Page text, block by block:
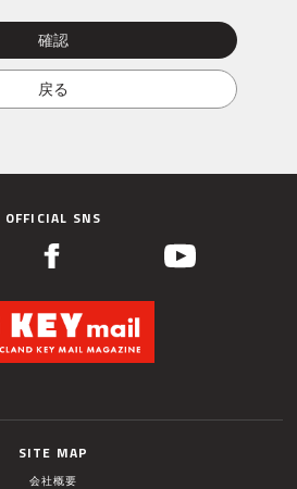
OFFICIAL SNS
SITE MAP
会社概要